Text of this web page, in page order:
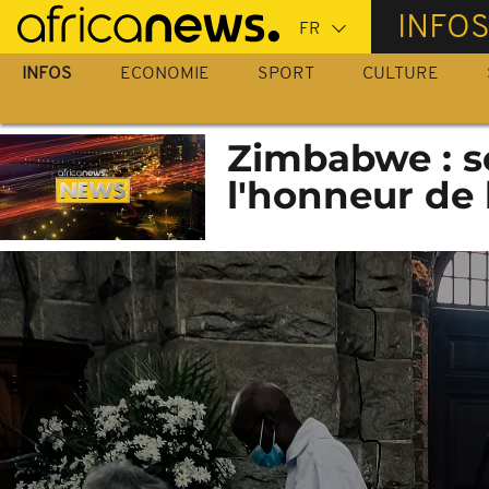
Passer
au
contenu
INFOS
INFOS ECONOMIE SPORT CULTURE
Zimbabwe :
l'honneur de